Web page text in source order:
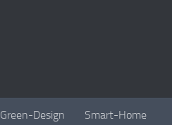
Green-Design Smart-Home